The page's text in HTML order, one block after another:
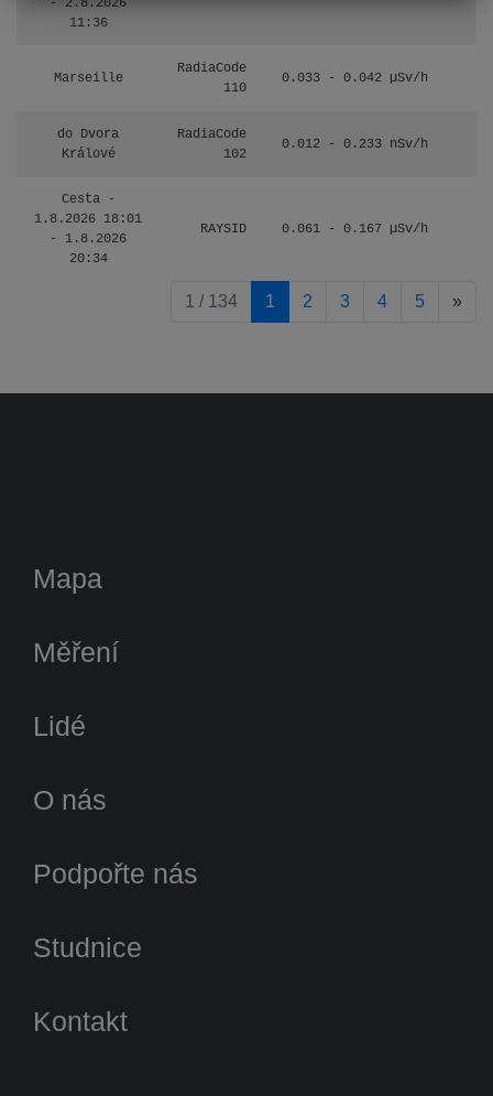
- 2.8.2026
11:36
Marseille
RadiaCode
110
0.033 - 0.042 µSv/h
do Dvora
Králové
RadiaCode
102
0.012 - 0.233 nSv/h
Cesta -
1.8.2026 18:01
- 1.8.2026
20:34
RAYSID 0.061 - 0.167 µSv/h
1 / 134 1 2 3 4 5 »
Mapa
Měření
Lidé
O nás
Podpořte nás
Studnice
Kontakt